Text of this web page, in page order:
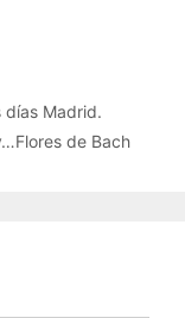
días Madrid.
de Bach